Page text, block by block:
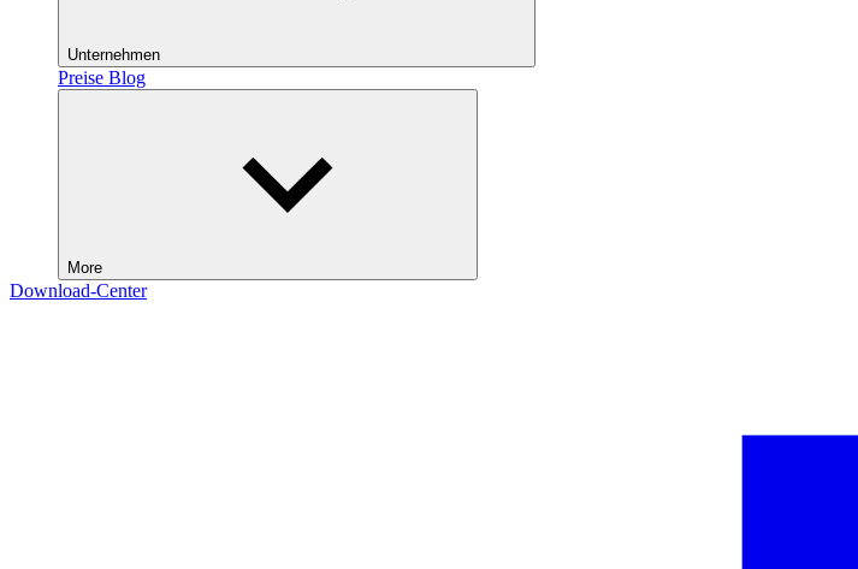
Unternehmen
Preise Blog
More
Download-Center